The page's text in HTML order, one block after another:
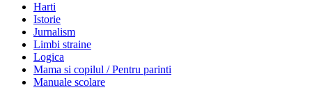
Harti
Istorie
Jurnalism
Limbi straine
Logica
Mama si copilul / Pentru parinti
Manuale scolare